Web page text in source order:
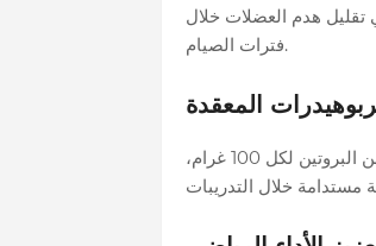
وهو يساعد في تقليل هدم العضلات خلال
فترات الصيام.
المعقدة
يعتبر الشوفان خيارًا مثاليًا لوجبات الإفطار قبل التمارين، حيث يحتوي على 11 غرامًا من البروتين لكل 100 غرام،